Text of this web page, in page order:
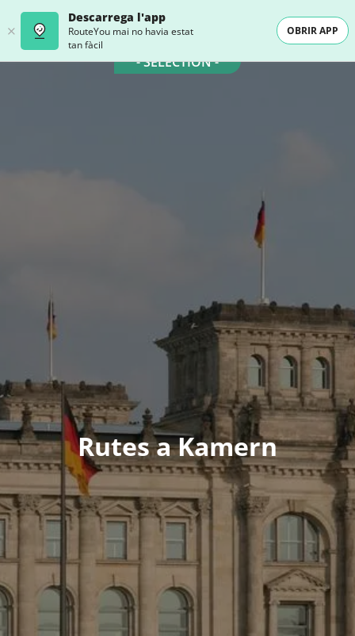
Descarrega l'app
RouteYou mai no havia estat
tan fàcil
OBRIR APP
- SELECTION -
Rutes a Kamern